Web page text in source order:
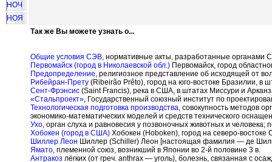
НОЧ
НОЯ
Так же Вы можете узнать о...
Общие условия СЭВ, нормативные акты, разработанные органами
Первомайск (город в Николаевской обл.) Первомайск, город
Предопределение, религиозное представление об исходящей от
Рибейран-Прету (Ribeirão Prêto), город на юго-востоке Бразилии, в
Сент-Фрэнсис (Saint Francis), река в США, в штатах Миссури и
«Стальпроект», Государственный союзный институт по
Технологическая подготовка производства, совокупность методов
экономико-математических моделей и средств технического
Ухо, орган слуха и равновесия у позвоночных животных и человека;
Хобокен (город в США) Хобокен (Hoboken), город на северо-
Шиллер Леон Шиллер (Schiller) Леон [настоящая фамилия — де
Ямато, племенной союз, возникший в Японии во 2-й половине 3 в.
Антракоз лёгких (от греч. anthrax — уголь), болезнь, связанная с